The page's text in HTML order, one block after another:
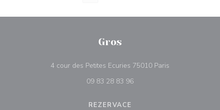
Gros
4 cour des Petites Ecuries 75010 Paris
09 83 28 83 96
REZERVACE